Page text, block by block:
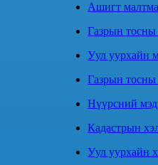
Ашигт
Газрын тосны
Уул уурхайн
Газрын тосны
Нүүрсний
Кадастрын
Уул уурхайн